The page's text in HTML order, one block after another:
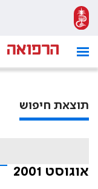
תוצאת חיפוש
אוגוסט 2001